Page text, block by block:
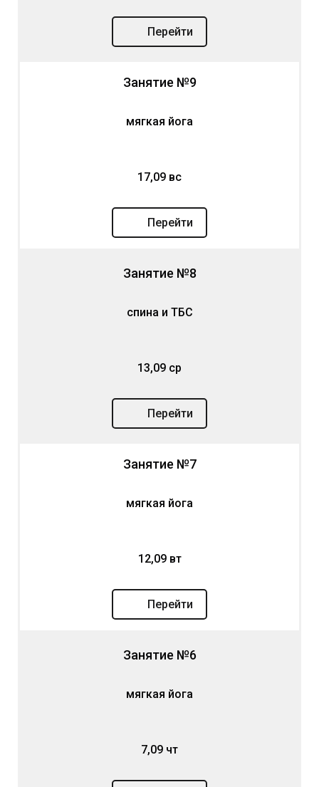
Перейти
Занятие №9
мягкая йога
17,09 вс
Перейти
Занятие №8
спина и ТБС
13,09 ср
Перейти
Занятие №7
мягкая йога
12,09 вт
Перейти
Занятие №6
мягкая йога
7,09 чт